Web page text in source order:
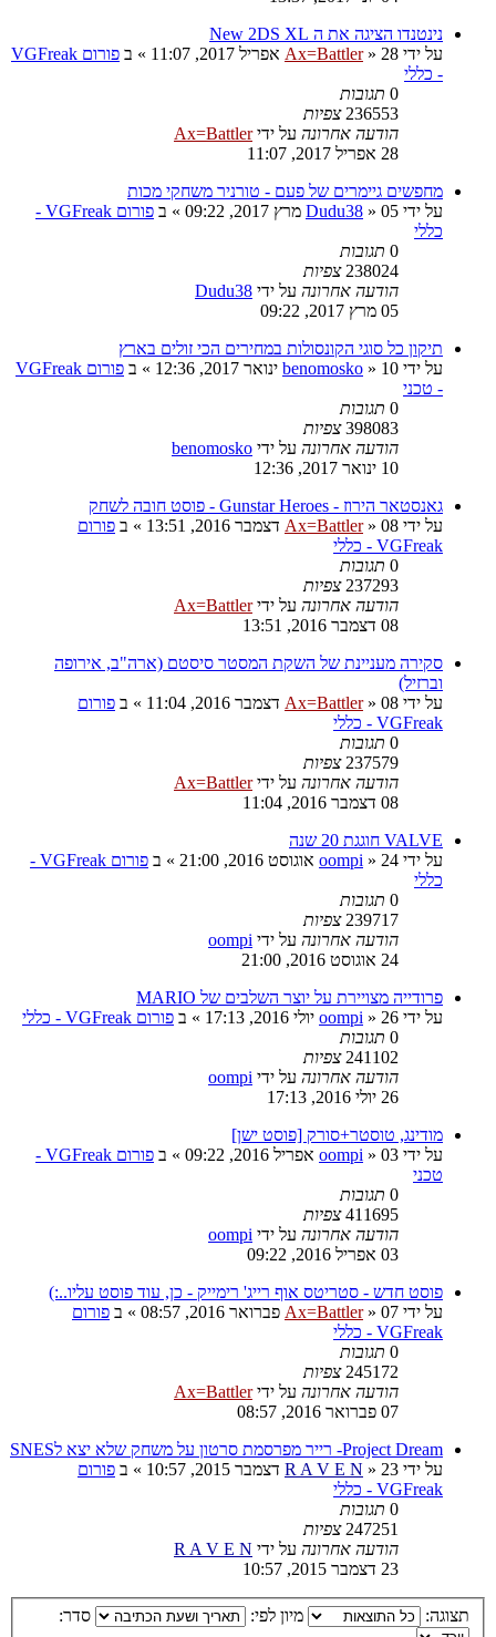
נינטנדו הציגה את ה New 2DS XL
על ידי
Ax=Battler» 28 אפריל 2017, 11:07 » ב
פורום VGFreak
- כללי
0 תגובות
236553 צפיות
הודעה אחרונה על ידיAx=Battler
28 אפריל 2017, 11:07
מחפשים גיימרים של פעם - טורניר משחקי מכות
על ידי
Dudu38 » 05 מרץ 2017, 09:22 » ב
פורום VGFreak -
כללי
0 תגובות
238024 צפיות
הודעה אחרונה על ידי Dudu38
05 מרץ 2017, 09:22
תיקון כל סוגי הקונסולות במחירים הכי זולים בארץ
על ידי
benomosko » 10 ינואר 2017, 12:36 » ב
פורום VGFreak
- טכני
0 תגובות
398083 צפיות
הודעה אחרונה על ידי benomosko
10 ינואר 2017, 12:36
גאנסטאר הירוז - Gunstar Heroes - פוסט חובה לשחק
על ידי
Ax=Battler» 08 דצמבר 2016, 13:51 » ב פורום
VGFreak - כללי
0 תגובות
237293 צפיות
הודעה אחרונה על ידיAx=Battler
08 דצמבר 2016, 13:51
סקירה מעניינת של השקת המסטר סיסטם (ארה"ב, אירופה
וברזיל)
על ידי
Ax=Battler» 08 דצמבר 2016, 11:04 » ב פורום
VGFreak - כללי
0 תגובות
237579 צפיות
הודעה אחרונה על ידיAx=Battler
08 דצמבר 2016, 11:04
VALVE חוגגת 20 שנה
על ידי
oompi » 24 אוגוסט 2016, 21:00 » ב
פורום VGFreak -
כללי
0 תגובות
239717 צפיות
הודעה אחרונה על ידי oompi
24 אוגוסט 2016, 21:00
פרודייה מצויירת על יוצר השלבים של MARIO
על ידי
oompi » 26 יולי 2016, 17:13 » ב פורום VGFreak - כללי
0 תגובות
241102 צפיות
הודעה אחרונה על ידי oompi
26 יולי 2016, 17:13
מודינג, טוסטר+סורק [פוסט ישן]
על ידי
oompi » 03 אפריל 2016, 09:22 » ב
פורום VGFreak -
טכני
0 תגובות
411695 צפיות
הודעה אחרונה על ידי oompi
03 אפריל 2016, 09:22
פוסט חדש - סטריטס אוף רייג' רימייק - כן, עוד פוסט עליו..:)
על ידי
Ax=Battler» 07 פברואר 2016, 08:57 » ב פורום
VGFreak - כללי
0 תגובות
245172 צפיות
הודעה אחרונה על ידיAx=Battler
07 פברואר 2016, 08:57
Project Dream- רייר מפרסמת סרטון על משחק שלא יצא לSNES
על ידי
R A V E N » 23 דצמבר 2015, 10:57 » ב פורום
VGFreak - כללי
0 תגובות
247251 צפיות
הודעה אחרונה על ידי R A V E N
23 דצמבר 2015, 10:57
תצוגה: מיון לפי: סדר: